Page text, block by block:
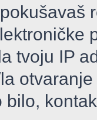
tvoju IP
bilo,